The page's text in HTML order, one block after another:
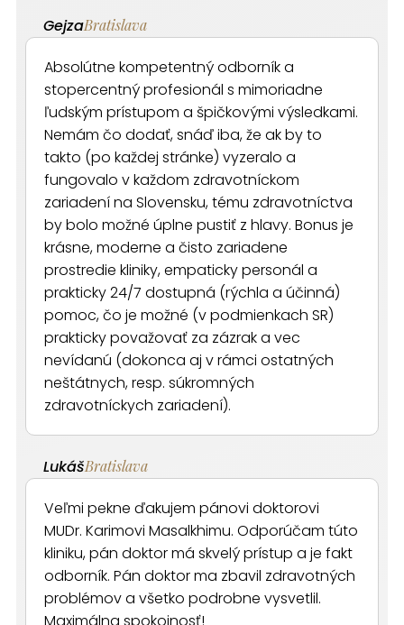
GejzaBratislava
Absolútne kompetentný odborník a
stopercentný profesionál s mimoriadne
ľudským prístupom a špičkovými výsledkami.
Nemám čo dodať, snáď iba, že ak by to
takto (po každej stránke) vyzeralo a
fungovalo v každom zdravotníckom
zariadení na Slovensku, tému zdravotníctva
by bolo možné úplne pustiť z hlavy. Bonus je
krásne, moderne a čisto zariadene
prostredie kliniky, empaticky personál a
prakticky 24/7 dostupná (rýchla a účinná)
pomoc, čo je možné (v podmienkach SR)
prakticky považovať za zázrak a vec
nevídanú (dokonca aj v rámci ostatných
neštátnych, resp. súkromných
zdravotníckych zariadení).
LukášBratislava
Veľmi pekne ďakujem pánovi doktorovi
MUDr. Karimovi Masalkhimu. Odporúčam túto
kliniku, pán doktor má skvelý prístup a je fakt
odborník. Pán doktor ma zbavil zdravotných
problémov a všetko podrobne vysvetlil.